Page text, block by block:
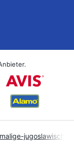
jugoslawische-